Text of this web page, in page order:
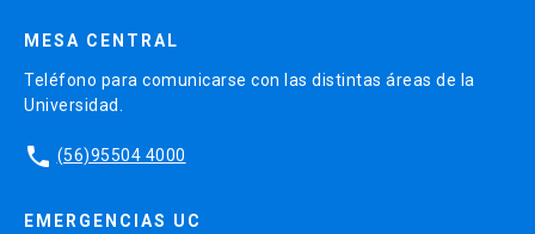
MESA CENTRAL
Teléfono para comunicarse con las distintas áreas de la
Universidad.
phone (56)95504 4000
EMERGENCIAS UC